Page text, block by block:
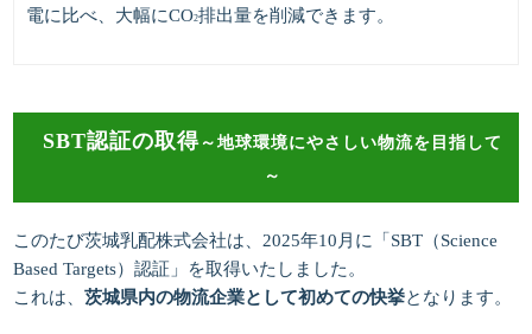
電に比べ、大幅にCO2排出量を削減できます。
SBT認証の取得～地球環境にやさしい物流を目指して
～
このたび茨城乳配株式会社は、2025年10月に「SBT（Science
Based Targets）認証」を取得いたしました。
これは、茨城県内の物流企業として初めての快挙となります。